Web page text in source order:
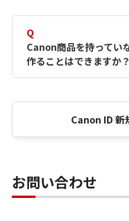
Q
Canon商品を持ってい
作ることはできますか？
Canon ID 新
お問い合わせ